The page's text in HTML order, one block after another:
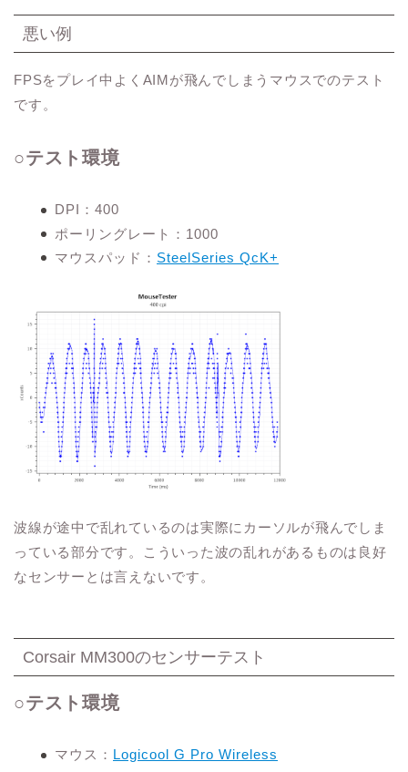
悪い例
FPSをプレイ中よくAIMが飛んでしまうマウスでのテスト
です。
○テスト環境
DPI：400
ポーリングレート：1000
マウスパッド： SteelSeries QcK+
波線が途中で乱れているのは実際にカーソルが飛んでしま
っている部分です。こういった波の乱れがあるものは良好
なセンサーとは言えないです。
Corsair MM300のセンサーテスト
○テスト環境
マウス： Logicool G Pro Wireless